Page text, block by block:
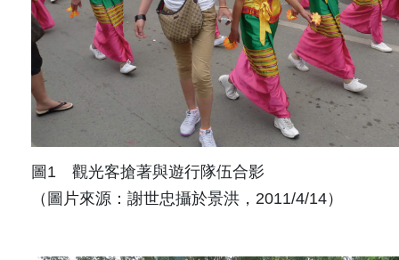
圖1 觀光客搶著與遊行隊伍合影
（圖片來源：謝世忠攝於景洪，2011/4/14）